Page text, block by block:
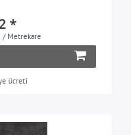
*
/ Metrekare
ücreti